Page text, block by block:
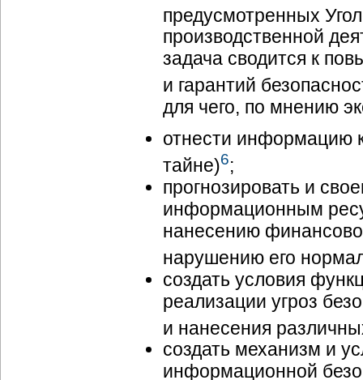
предусмотренных
производственной
задача сводится к
и гарантий
для чего, по мнению
отнести информацию
тайне)6;
прогнозировать и
информационным
нанесению
нарушению его
создать условия
реализации угроз
и нанесения
создать механизм и
информационной